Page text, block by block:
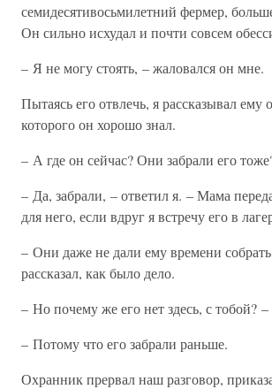
семидесятивосьмилетний фермер,
Он сильно исхудал и почти совсем
– Я не могу стоять, – жаловался он мне.
Пытаясь его отвлечь, я рассказывал ему
которого он хорошо знал.
– А где он сейчас? Они забрали его
– Да, забрали, – ответил я. – Мама
для него, если вдруг я встречу его в
– Они даже не дали ему времени
рассказал, как было дело.
– Но почему же его нет здесь, с тобой? –
– Потому что его забрали раньше.
Охранник прервал наш разговор,